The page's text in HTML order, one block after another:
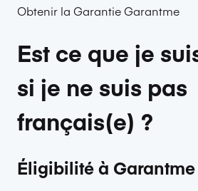
Obtenir la Garantie Garantme
Est ce que je
si je ne suis pas
français(e) ?
Éligibilité à Garantme